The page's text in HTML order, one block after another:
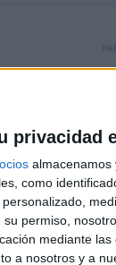
privacidad
almacenamos
como
su permiso,
mediante
a nosotros y a